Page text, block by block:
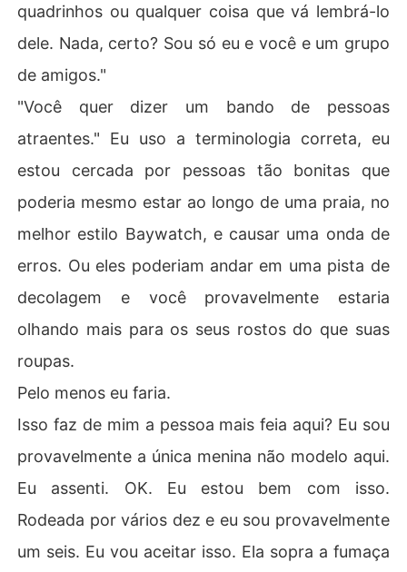
quadrinhos ou qualquer coisa que vá lembrá-lo
dele. Nada, certo? Sou só eu e você e um grupo
de amigos."
"Você quer dizer um bando de pessoas
atraentes." Eu uso a terminologia correta, eu
estou cercada por pessoas tão bonitas que
poderia mesmo estar ao longo de uma praia, no
melhor estilo Baywatch, e causar uma onda de
erros. Ou eles poderiam andar em uma pista de
decolagem e você provavelmente estaria
olhando mais para os seus rostos do que suas
roupas.
Pelo menos eu faria.
Isso faz de mim a pessoa mais feia aqui? Eu sou
provavelmente a única menina não modelo aqui.
Eu assenti. OK. Eu estou bem com isso.
Rodeada por vários dez e eu sou provavelmente
um seis. Eu vou aceitar isso. Ela sopra a fumaça